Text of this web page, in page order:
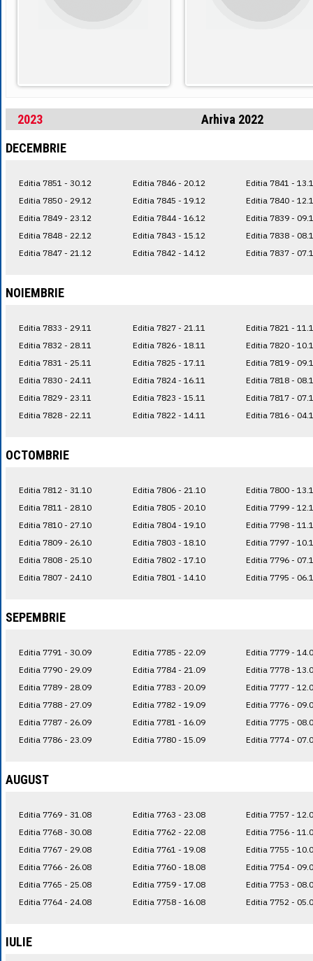
2023
Arhiva 2022
DECEMBRIE
Editia 7851 - 30.12
Editia 7850 - 29.12
Editia 7849 - 23.12
Editia 7848 - 22.12
Editia 7847 - 21.12
Editia 7846 - 20.12
Editia 7845 - 19.12
Editia 7844 - 16.12
Editia 7843 - 15.12
Editia 7842 - 14.12
Editia 7841 -
Editia 7840 -
Editia 7839 -
Editia 7838 -
Editia 7837 -
NOIEMBRIE
Editia 7833 - 29.11
Editia 7832 - 28.11
Editia 7831 - 25.11
Editia 7830 - 24.11
Editia 7829 - 23.11
Editia 7828 - 22.11
Editia 7827 - 21.11
Editia 7826 - 18.11
Editia 7825 - 17.11
Editia 7824 - 16.11
Editia 7823 - 15.11
Editia 7822 - 14.11
Editia 7821 -
Editia 7820 -
Editia 7819 -
Editia 7818 -
Editia 7817 -
Editia 7816 -
OCTOMBRIE
Editia 7812 - 31.10
Editia 7811 - 28.10
Editia 7810 - 27.10
Editia 7809 - 26.10
Editia 7808 - 25.10
Editia 7807 - 24.10
Editia 7806 - 21.10
Editia 7805 - 20.10
Editia 7804 - 19.10
Editia 7803 - 18.10
Editia 7802 - 17.10
Editia 7801 - 14.10
Editia 7800 -
Editia 7799 -
Editia 7798 -
Editia 7797 -
Editia 7796 -
Editia 7795 -
SEPEMBRIE
Editia 7791 - 30.09
Editia 7790 - 29.09
Editia 7789 - 28.09
Editia 7788 - 27.09
Editia 7787 - 26.09
Editia 7786 - 23.09
Editia 7785 - 22.09
Editia 7784 - 21.09
Editia 7783 - 20.09
Editia 7782 - 19.09
Editia 7781 - 16.09
Editia 7780 - 15.09
Editia 7779 -
Editia 7778 -
Editia 7777 -
Editia 7776 -
Editia 7775 -
Editia 7774 -
AUGUST
Editia 7769 - 31.08
Editia 7768 - 30.08
Editia 7767 - 29.08
Editia 7766 - 26.08
Editia 7765 - 25.08
Editia 7764 - 24.08
Editia 7763 - 23.08
Editia 7762 - 22.08
Editia 7761 - 19.08
Editia 7760 - 18.08
Editia 7759 - 17.08
Editia 7758 - 16.08
Editia 7757 -
Editia 7756 -
Editia 7755 -
Editia 7754 -
Editia 7753 -
Editia 7752 -
IULIE